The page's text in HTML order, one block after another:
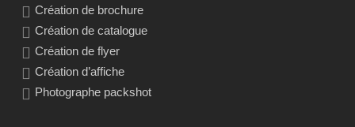
Création de brochure
Création de catalogue
Création de flyer
Création d’affiche
Photographe packshot